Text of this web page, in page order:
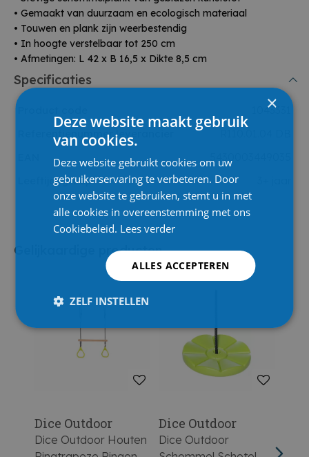
• Gemaakt van duurzaam en ecologisch materiaal
• Touwen en plank zijn weerbestendig
• In hoogte verstelbaar tot 250 cm
• Afmetingen: L 42 x B 16,5 x Dikte 8,5 cm
Specificaties
1043331
Referentienummer leverancier
Leeftijdsgroep
Gelijkaardige producten
Dice Outdoor
Dice Outdoor Houten
Dice Outdoor
Dice Outdoor
×
Deze website maakt gebruik
van cookies.
Deze website gebruikt cookies om uw
gebruikerservaring te verbeteren. Door
onze website te gebruiken, stemt u in met
alle cookies in overeenstemming met ons
Cookiebeleid. Lees verder
ALLES ACCEPTEREN
ZELF INSTELLEN